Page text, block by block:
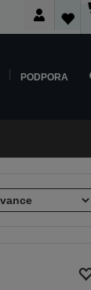
PODPORA